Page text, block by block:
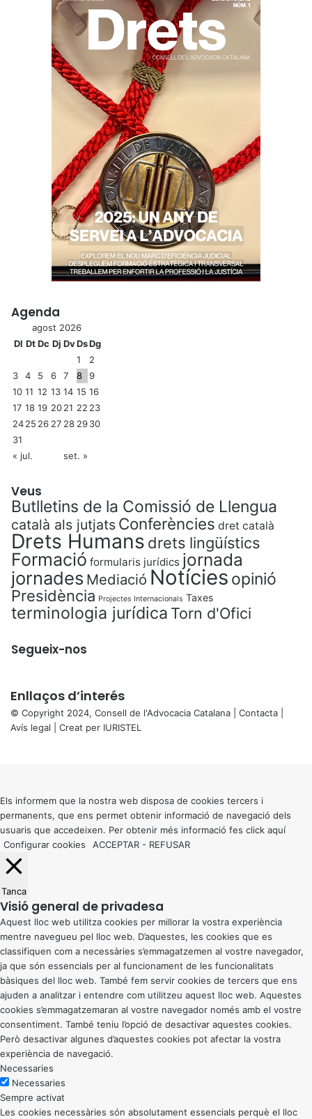
Agenda
agost 2026
Dl DtDc Dj DvDsDg
1
2
3
4 5 6 7 8
9
10 11 12 13 14 15 16
17 18 19 2021 22 23
2425 26 27 28 2930
31
« jul.
set. »
Veus
Butlletins de la Comissió de Llengua
català als jutjats Conferències dret català
Drets Humans drets lingüístics
Formació formularis jurídics jornada
jornades Mediació Notícies opinió
Presidència Projectes Internacionals Taxes
terminologia jurídica Torn d'Ofici
Segueix-nos
Enllaços d’interés
© Copyright 2024, Consell de l'Advocacia Catalana | Contacta
Avís legal | Creat per IURISTEL
button
Els informem que la nostra web disposa de cookies tercers i
permanents, que ens permet obtenir informació de navegació dels
usuaris que accedeixen. Per obtenir més informació fes click aquí
Configurar cookies
ACCEPTAR - REFUSAR
Tanca
Visió general de privadesa
Aquest lloc web utilitza cookies per millorar la vostra experiència
mentre navegueu pel lloc web. D’aquestes, les cookies que es
classifiquen com a necessàries s’emmagatzemen al vostre navegador,
ja que són essencials per al funcionament de les funcionalitats
bàsiques del lloc web. També fem servir cookies de tercers que ens
ajuden a analitzar i entendre com utilitzeu aquest lloc web. Aquestes
cookies s’emmagatzemaran al vostre navegador només amb el vostre
consentiment. També teniu l’opció de desactivar aquestes cookies.
Però desactivar algunes d’aquestes cookies pot afectar la vostra
experiència de navegació.
Necessaries
Necessaries
Sempre activat
Les cookies necessàries són absolutament essencials perquè el lloc